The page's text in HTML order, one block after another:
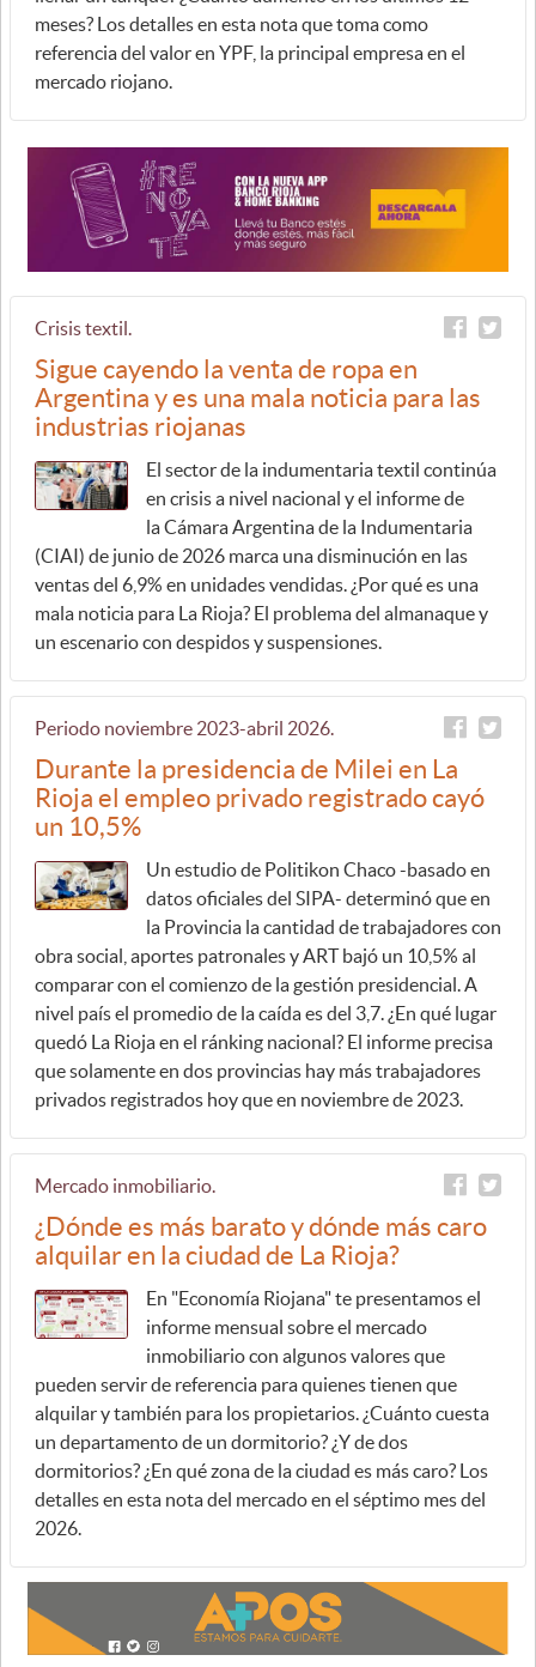
meses? Los detalles en esta nota que toma como
referencia del valor en YPF, la principal empresa en el
mercado riojano.
Crisis textil.
Sigue cayendo la venta de ropa en
Argentina y es una mala noticia para las
industrias riojanas
El sector de la indumentaria textil continúa
en crisis a nivel nacional y el informe de
la Cámara Argentina de la Indumentaria
(CIAI) de junio de 2026 marca una disminución en las
ventas del 6,9% en unidades vendidas. ¿Por qué es una
mala noticia para La Rioja? El problema del almanaque y
un escenario con despidos y suspensiones.
Periodo noviembre 2023-abril 2026.
Durante la presidencia de Milei en La
Rioja el empleo privado registrado cayó
un 10,5%
Un estudio de Politikon Chaco -basado en
datos oficiales del SIPA- determinó que en
la Provincia la cantidad de trabajadores con
obra social, aportes patronales y ART bajó un 10,5% al
comparar con el comienzo de la gestión presidencial. A
nivel país el promedio de la caída es del 3,7. ¿En qué lugar
quedó La Rioja en el ránking nacional? El informe precisa
que solamente en dos provincias hay más trabajadores
privados registrados hoy que en noviembre de 2023.
Mercado inmobiliario.
¿Dónde es más barato y dónde más caro
alquilar en la ciudad de La Rioja?
En "Economía Riojana" te presentamos el
informe mensual sobre el mercado
inmobiliario con algunos valores que
pueden servir de referencia para quienes tienen que
alquilar y también para los propietarios. ¿Cuánto cuesta
un departamento de un dormitorio? ¿Y de dos
dormitorios? ¿En qué zona de la ciudad es más caro? Los
detalles en esta nota del mercado en el séptimo mes del
2026.